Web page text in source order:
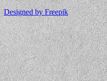
Designed by Freepik